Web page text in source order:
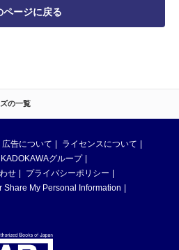
の一覧
ページに戻る
広告について
ライセンスについて
KADOKAWAグループ
せ
プライバシーポリシー
Share My Personal Information